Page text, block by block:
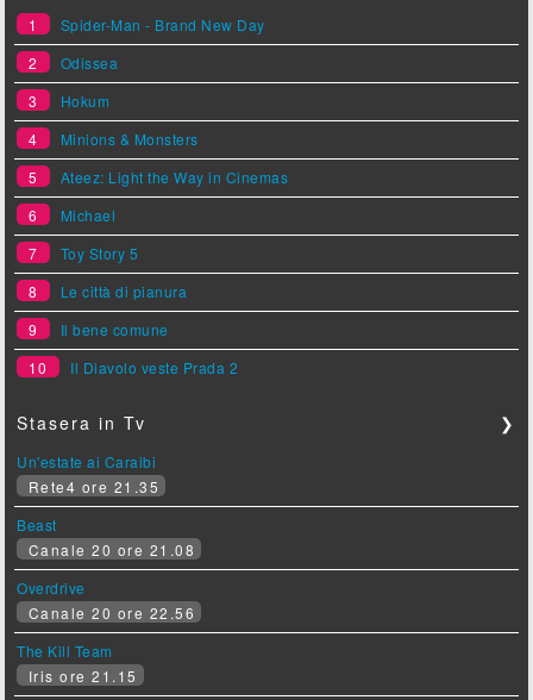
1
Spider-Man - Brand New Day
2
Odissea
3
Hokum
4
Minions & Monsters
5
Ateez: Light the Way in Cinemas
6
Michael
7
Toy Story 5
8
Le città di pianura
9
Il bene comune
10
Il Diavolo veste Prada 2
Stasera in Tv ❯
Un'estate ai Caraibi
Rete4 ore 21.35
Beast
Canale 20 ore 21.08
Overdrive
Canale 20 ore 22.56
The Kill Team
Iris ore 21.15